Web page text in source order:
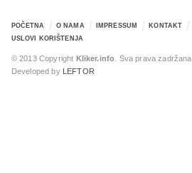
POČETNA O NAMA IMPRESSUM KONTAKT
USLOVI KORIŠTENJA
© 2013 Copyright Kliker.info . Sva prava zadržana.
Developed by
LEFTOR